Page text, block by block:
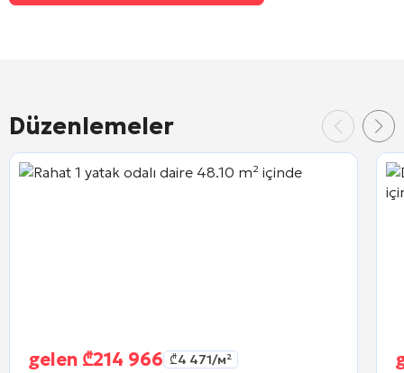
Düzenlemeler
gelen ₾214 966 ₾4 471/м²